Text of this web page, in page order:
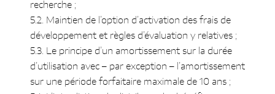
recherche ;
5.2. Maintien de l’option d’activation des frais de
développement et règles d’évaluation y relatives ;
5.3. Le principe d’un amortissement sur la durée
d’utilisation avec – par exception – l’amortissement
sur une période forfaitaire maximale de 10 ans ;